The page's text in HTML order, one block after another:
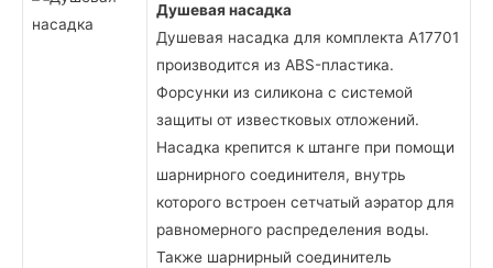
Душевая насадка
Душевая насадка для комплекта A17701
производится из ABS-пластика.
Форсунки из силикона с системой
защиты от известковых отложений.
Насадка крепится к штанге при помощи
шарнирного соединителя, внутрь
которого встроен сетчатый аэратор для
равномерного распределения воды.
Также шарнирный соединитель